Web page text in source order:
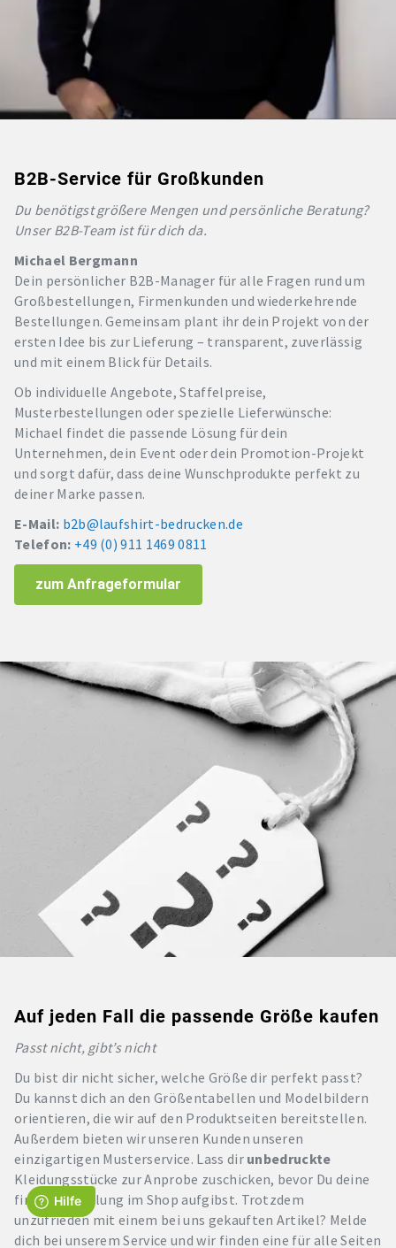
B2B-Service für Großkunden
Du benötigst größere Mengen und persönliche Beratung?
Unser B2B-Team ist für dich da.
Michael Bergmann
Dein persönlicher B2B-Manager für alle Fragen rund um
Großbestellungen, Firmenkunden und wiederkehrende
Bestellungen. Gemeinsam plant ihr dein Projekt von der
ersten Idee bis zur Lieferung – transparent, zuverlässig
und mit einem Blick für Details.
Ob individuelle Angebote, Staffelpreise,
Musterbestellungen oder spezielle Lieferwünsche:
Michael findet die passende Lösung für dein
Unternehmen, dein Event oder dein Promotion-Projekt
und sorgt dafür, dass deine Wunschprodukte perfekt zu
deiner Marke passen.
E-Mail: b2b@laufshirt-bedrucken.de
Telefon: +49 (0) 911 1469 0811
zum Anfrageformular
Auf jeden Fall die passende Größe kaufen
Passt nicht, gibt’s nicht
Du bist dir nicht sicher, welche Größe dir perfekt passt?
Du kannst dich an den Größentabellen und Modelbildern
orientieren, die wir auf den Produktseiten bereitstellen.
Außerdem bieten wir unseren Kunden unseren
einzigartigen Musterservice. Lass dir unbedruckte
Kleidungsstücke zur Anprobe zuschicken, bevor Du deine
finale Bestellung im Shop aufgibst. Trotzdem
unzufrieden mit einem bei uns gekauften Artikel? Melde
dich bei unserem Service und wir finden eine für alle Seiten